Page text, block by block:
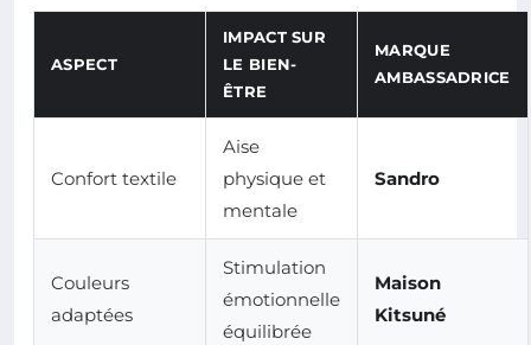
ASPECT
IMPACT SUR
LE BIEN-
ÊTRE
MARQUE
AMBASSADRICE
Confort textile
Aise
physique et
mentale
Sandro
Couleurs
adaptées
Stimulation
émotionnelle
équilibrée
Maison
Kitsuné